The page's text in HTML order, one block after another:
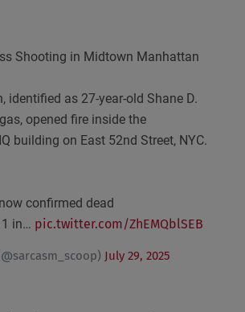
Shooting in Midtown Manhattan
identified as 27-year-old Shane D.
opened fire inside the
building on East 52nd Street, NYC.
confirmed dead
in… pic.twitter.com/ZhEMQblSEB
July 29, 2025